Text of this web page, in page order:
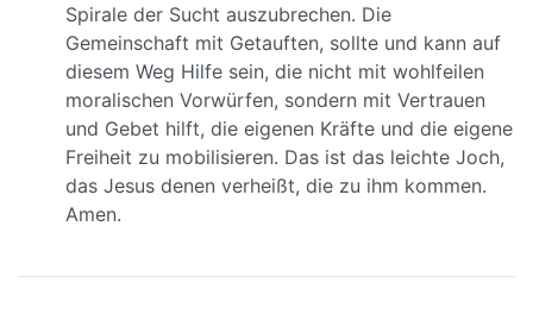
Spirale der Sucht auszubrechen. Die
Gemeinschaft mit Getauften, sollte und kann auf
diesem Weg Hilfe sein, die nicht mit wohlfeilen
moralischen Vorwürfen, sondern mit Vertrauen
und Gebet hilft, die eigenen Kräfte und die eigene
Freiheit zu mobilisieren. Das ist das leichte Joch,
das Jesus denen verheißt, die zu ihm kommen.
Amen.